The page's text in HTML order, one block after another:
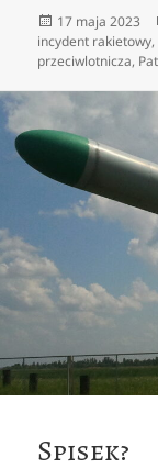
Data
publikacji
17 maja 2023
incydent rakietowy,
przeciwlotnicza,
Spisek?